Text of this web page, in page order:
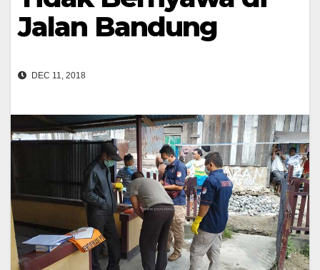
Jalan Bandung
DEC 11, 2018